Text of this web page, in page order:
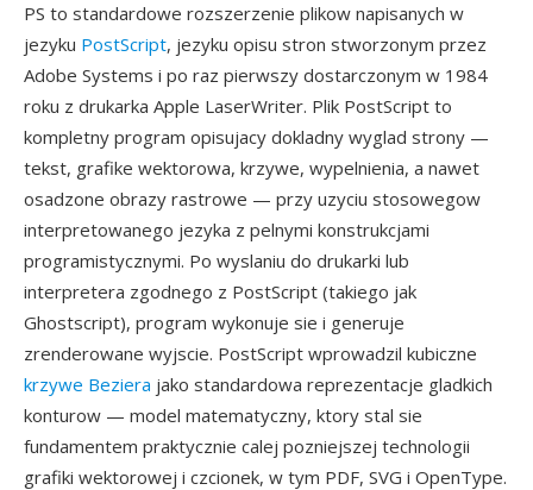
PS to standardowe rozszerzenie plikow napisanych w
jezyku PostScript, jezyku opisu stron stworzonym przez
Adobe Systems i po raz pierwszy dostarczonym w 1984
roku z drukarka Apple LaserWriter. Plik PostScript to
kompletny program opisujacy dokladny wyglad strony —
tekst, grafike wektorowa, krzywe, wypelnienia, a nawet
osadzone obrazy rastrowe — przy uzyciu stosowegow
interpretowanego jezyka z pelnymi konstrukcjami
programistycznymi. Po wyslaniu do drukarki lub
interpretera zgodnego z PostScript (takiego jak
Ghostscript), program wykonuje sie i generuje
zrenderowane wyjscie. PostScript wprowadzil kubiczne
krzywe Beziera jako standardowa reprezentacje gladkich
konturow — model matematyczny, ktory stal sie
fundamentem praktycznie calej pozniejszej technologii
grafiki wektorowej i czcionek, w tym PDF, SVG i OpenType.